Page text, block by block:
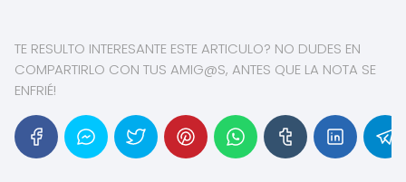
TE RESULTO INTERESANTE ESTE ARTICULO? NO DUDES EN
COMPARTIRLO CON TUS AMIG@S, ANTES QUE LA NOTA SE
ENFRIÉ!